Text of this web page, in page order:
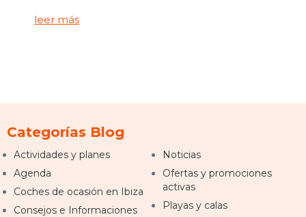
leer más
Categorías Blog
Actividades y planes
Agenda
Coches de ocasión en Ibiza
Consejos e Informaciones
Noticias
Ofertas y promociones
activas
Playas y calas